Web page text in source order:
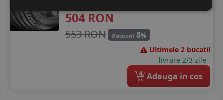
504 RON
553 RON Discount 8%
Ultimele 2 bucati!
livrare 2/3 zile
4 Adauga in cos